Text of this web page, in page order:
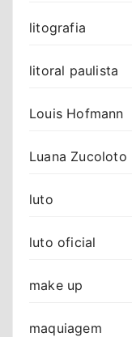
litografia
litoral paulista
Louis Hofmann
Luana Zucoloto
luto
luto oficial
make up
maquiagem